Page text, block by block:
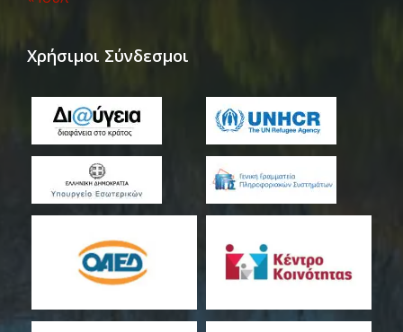
Χρήσιμοι Σύνδεσμοι